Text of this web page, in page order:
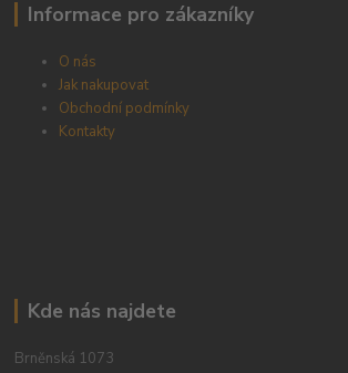
Informace pro zákazníky
O nás
Jak nakupovat
Obchodní podmínky
Kontakty
Kde nás najdete
Brněnská 1073